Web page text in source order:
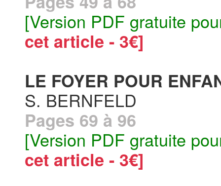
[Version PDF gratuite
cet article - 3€]
LE FOYER POUR
S. BERNFELD
Pages 69 à 96
[Version PDF gratuite
cet article - 3€]